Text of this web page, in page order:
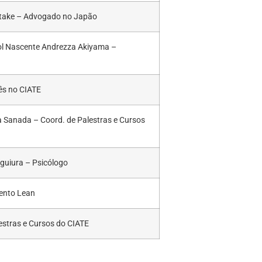
– Advogado no Japão
Nascente Andrezza Akiyama –
no CIATE
– Coord. de Palestras e Cursos
– Psicólogo
Lean
e Cursos do CIATE